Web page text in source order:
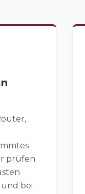
prüfen
bei